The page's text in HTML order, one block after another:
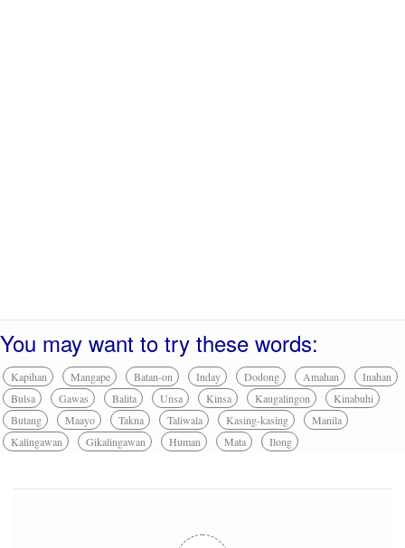
You may want to try these words:
Kapihan Mangape Batan-on Inday Dodong Amahan
Inahan
Bulsa
Gawas Balita Unsa Kinsa Kaugalingon
Kinabuhi
Butang
Maayo Takna Taliwala Kasing-kasing
Manila
Kalingawan
Gikalingawan Human Mata Ilong